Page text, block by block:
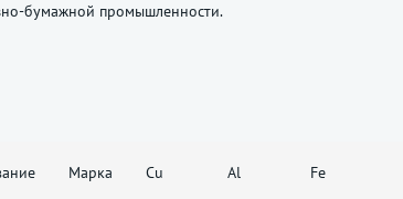
бумажной промышленности.
Марка Cu Al Fe